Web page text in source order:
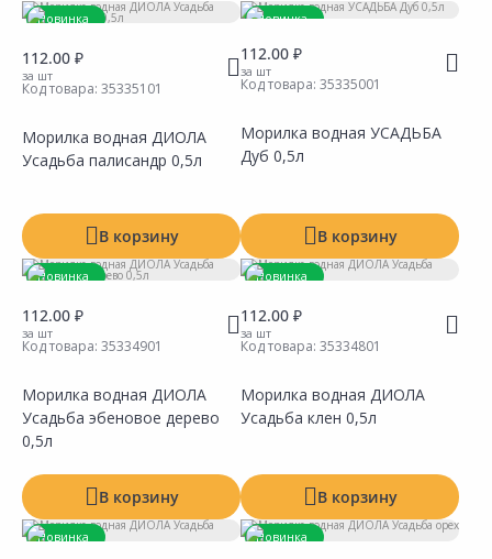
Цвет
Показать все
Производитель
Новинка
112.00 ₽
за шт
Код товара: 35335101
Морилка водная ДИОЛА
Усадьба палисандр 0,5л
В корзину
Новинка
112.00 ₽
за шт
Код товара: 35335001
Морилка водная УСАДЬБА
Дуб 0,5л
В корзину
Новинка
112.00 ₽
за шт
Код товара: 35334901
Морилка водная ДИОЛА
Усадьба эбеновое дерево
0,5л
В корзину
Новинка
112.00 ₽
за шт
Код товара: 35334801
Морилка водная ДИОЛА
Усадьба клен 0,5л
В корзину
Новинка Новинка